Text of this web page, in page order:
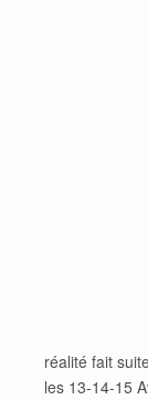
réalité fait
les 13-14-15